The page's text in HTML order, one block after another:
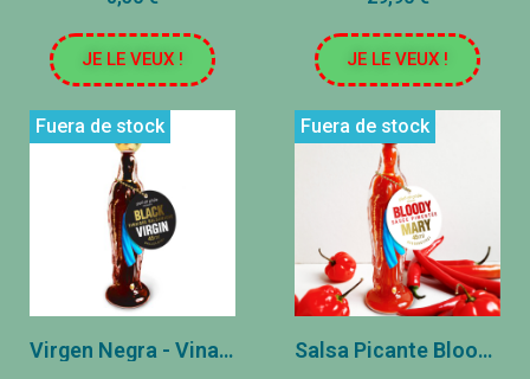
JE LE VEUX ! JE LE VEUX !
Fuera de stock
Virgen Negra - Vinagre Balsámico
Fuera de stock
Salsa Picante Bloody Mary